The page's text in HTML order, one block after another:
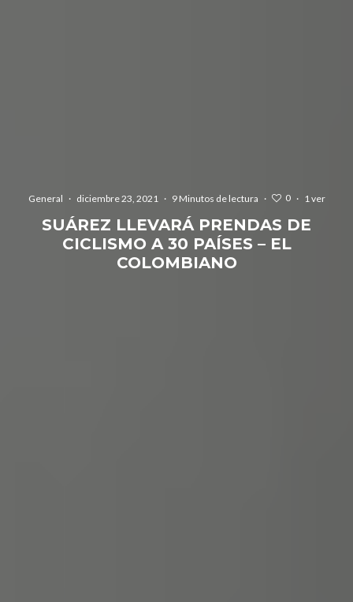
General · diciembre 23, 2021 · 9 Minutos de lectura · 0 · 1 ver
SUÁREZ LLEVARÁ PRENDAS DE
CICLISMO A 30 PAÍSES – EL
COLOMBIANO